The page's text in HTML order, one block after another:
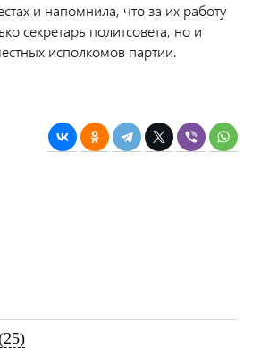
и напомнила, что за их работу
секретарь политсовета, но и
исполкомов партии.